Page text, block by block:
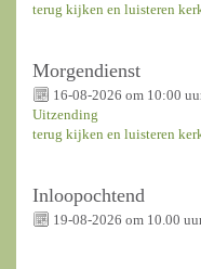
terug kijken en luisteren
Morgendienst
16-08-2026 om 10:00
Uitzending
terug kijken en luisteren
Inloopochtend
19-08-2026 om 10.00